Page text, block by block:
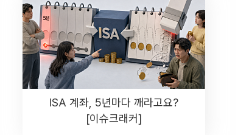
ISA 계좌, 5년마다 깨라고요?
[이슈크래커]